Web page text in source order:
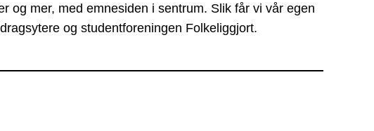
og mer, med emnesiden i sentrum. Slik får vi vår egen
og studentforeningen Folkeliggjort.